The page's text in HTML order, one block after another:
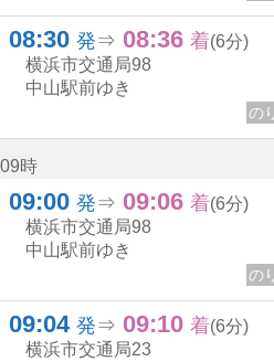
08:30 8じ 30ふん
発⇒ 08:36 8じ
着(6分)
横浜市交通局98
中山駅前ゆき
の
09時
09:00 9じ 0ふん
発⇒ 09:06 9じ 6
着(6分)
横浜市交通局98
中山駅前ゆき
の
09:04 9じ 4ふん
発⇒ 09:10 9じ
着(6分)
横浜市交通局23